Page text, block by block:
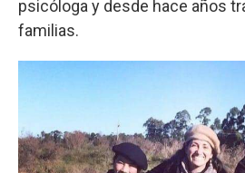
psicóloga y desde hace años
familias.